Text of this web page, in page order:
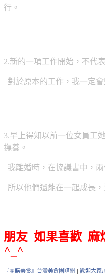
行。
2.新的一項工作開始，不代
對於原本的工作，我一定會
3.早上得知以前一位女員工
撫養。
我離婚時，在協議書中，兩
所以他們還能在一起成長，
朋友 如果喜歡 麻
^_^
『團購美食』台灣美食團購網 | 歡迎大家